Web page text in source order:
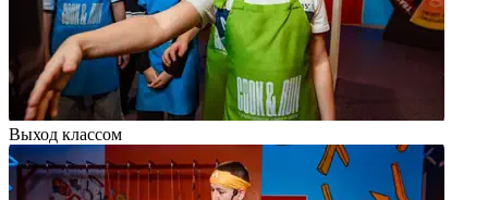
Выход классом